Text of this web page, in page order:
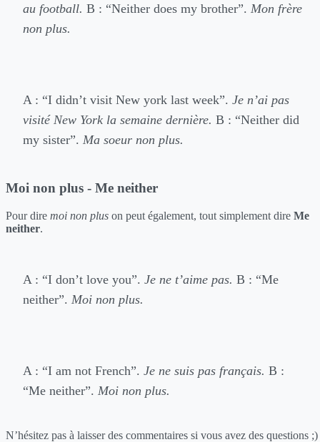
au football. B : “Neither does my brother”. Mon frère
non plus.
A : “I didn’t visit New york last week”. Je n’ai pas
visité New York la semaine dernière. B : “Neither did
my sister”. Ma soeur non plus.
Moi non plus - Me neither
Pour dire moi non plus on peut également, tout simplement dire Me
neither.
A : “I don’t love you”. Je ne t’aime pas. B : “Me
neither”. Moi non plus.
A : “I am not French”. Je ne suis pas français. B :
“Me neither”. Moi non plus.
N’hésitez pas à laisser des commentaires si vous avez des questions ;)